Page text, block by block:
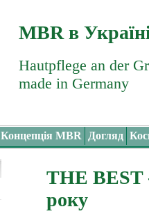
MBR в
Hautpflege an der
made in Germany
Концепція MBR Догляд
THE BEST
року